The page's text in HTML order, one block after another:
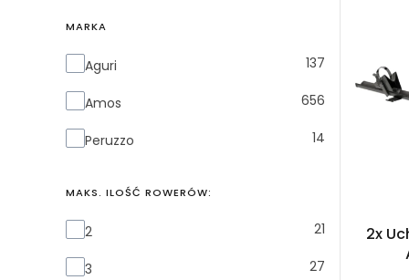
MARKA
Marka
Aguri 137
Amos 656
Peruzzo 14
MAKS. ILOŚĆ ROWERÓW:
Maks. ilość rowerów:
2 21
3 27
2x